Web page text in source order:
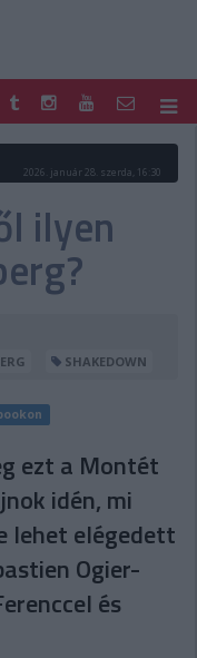
2026. január 28. szerda, 16:30
ilyen
SHAKEDOWN
ezt a Montét
idén, mi
lehet elégedett
Ogier-
és